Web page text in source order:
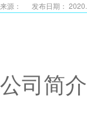
来源： 发布日期：
公司简